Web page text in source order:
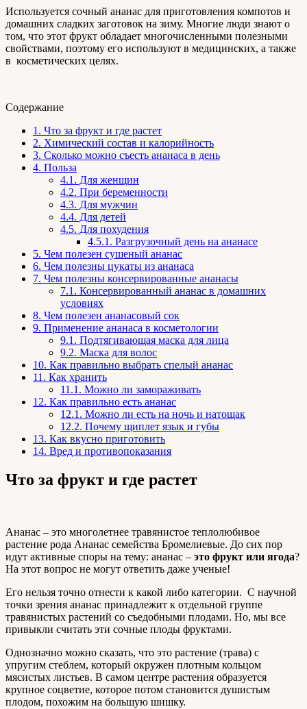
Используется сочный ананас для приготовления компотов и
домашних сладких заготовок на зиму. Многие люди знают о
том, что этот фрукт обладает многочисленными полезными
свойствами, поэтому его используют в медицинских, а также
в косметических целях.
Содержание
1. Что за фрукт и где растет
2. Химический состав и калорийность
3. Сколько можно съесть ананаса в день
4. Польза
4.1. Для женщин
4.2. При беременности
4.3. Для мужчин
4.4. Для детей
4.5. Для похудения
4.5.1. Разгрузочный день на ананасе
5. Чем полезен сушеный ананас
6. Чем полезны цукаты из ананаса
7. Чем полезны консервированные ананасы
7.1. Консервированный ананас в домашних
условиях
8. Чем полезен ананасовый сок
9. Применение ананаса в косметологии
9.1. Подтягивающая маска для лица
9.2. Маска для волос
10. Как правильно выбрать спелый ананас
11. Как хранить
11.1. Можно ли замораживать
12. Как правильно есть ананас
12.1. Можно ли есть на ночь и натощак
12.2. Почему щиплет язык и губы
13. Как вкусно приготовить
14. Вред и противопоказания
Что за фрукт и где растет
Ананас – это многолетнее травянистое теплолюбивое
растение рода Ананас семейства Бромелиевые. До сих пор
идут активные споры на тему: ананас – это фрукт или ягода?
На этот вопрос не могут ответить даже ученые!
Его нельзя точно отнести к какой либо категории. С научной
точки зрения ананас принадлежит к отдельной группе
травянистых растений со съедобными плодами. Но, мы все
привыкли считать эти сочные плоды фруктами.
Однозначно можно сказать, что это растение (трава) с
упругим стеблем, который окружен плотным кольцом
мясистых листьев. В самом центре растения образуется
крупное соцветие, которое потом становится душистым
плодом, похожим на большую шишку.